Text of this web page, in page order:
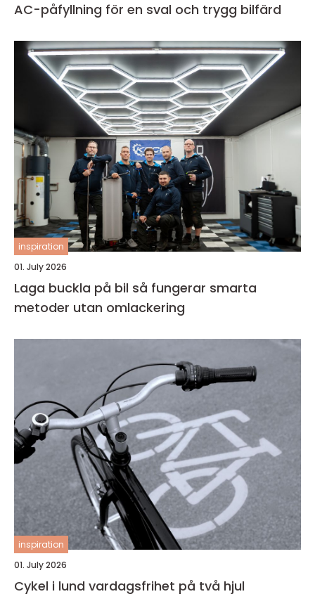
AC-påfyllning för en sval och trygg bilfärd
inspiration
01. July 2026
Laga buckla på bil så fungerar smarta
metoder utan omlackering
inspiration
01. July 2026
Cykel i lund vardagsfrihet på två hjul